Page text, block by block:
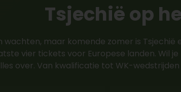
Tsjechië op
maar komende zomer is
vier tickets voor Europese landen. Wil
over. Van kwalificatie tot WK-